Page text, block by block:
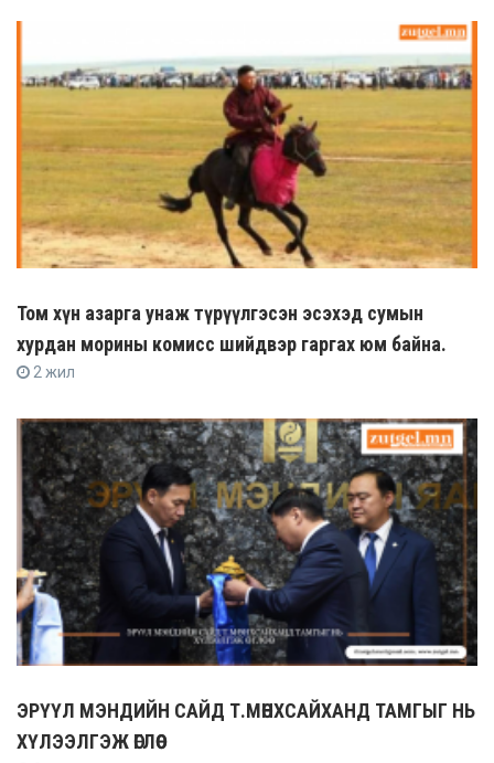
Том хүн азарга унаж түрүүлгэсэн эсэхэд сумын
хурдан морины комисс шийдвэр гаргах юм байна.
2 жил
ЭРҮҮЛ МЭНДИЙН САЙД Т.МӨНХСАЙХАНД ТАМГЫГ НЬ
ХҮЛЭЭЛГЭЖ ӨГЛӨӨ